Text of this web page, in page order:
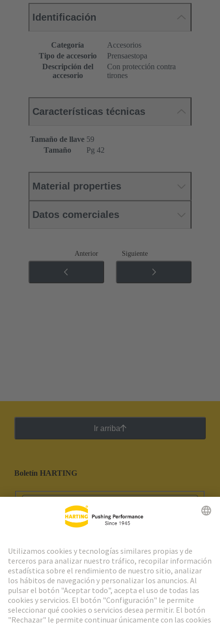
Identificación
Categoría
Accesorios
Tipo de accesorio
Prensaestopa
Descripción del
accesorio
Con protección contra
tirones
Características técnicas
Tamaño de llave 59
Tamaño
Pg 42
Material properties
Datos comerciales
Anterior Siguiente
Ir arriba
Boletín HARTING
Ir al registro
Social Media